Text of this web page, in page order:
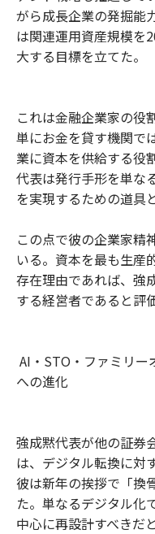
がら成長企業の発掘能
は関連運用資産規模を
大する目標を立てた。
これは金融企業家の役
単にお金を貸す機関で
業に資本を供給する役
代表は発行手形を単な
を実現するための道具
この点で彼の企業家精
いる。資本を最も生産
存在理由であれば、強
する経営者であると評
AI・STO・ファミリー
への進化
強成黙代表が他の証券
は、デジタル転換に対
彼は新年の挨拶で「換
た。単なるデジタル化
中心に再設計すべきだ